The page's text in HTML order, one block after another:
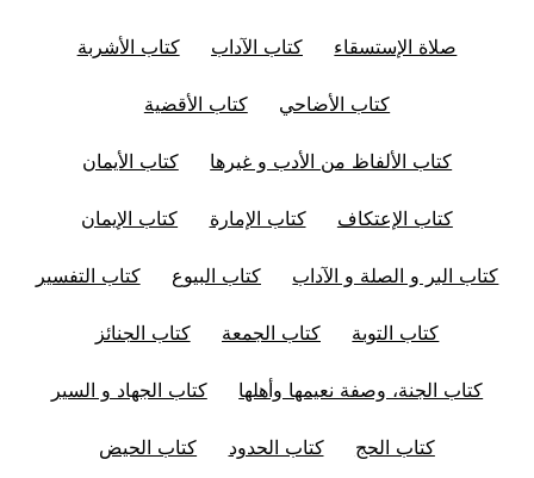
صلاة الإستسقاء كتاب الآداب كتاب الأشربة
كتاب الأضاحي كتاب الأقضية
كتاب الألفاظ من الأدب و غيرها كتاب الأيمان
كتاب الإعتكاف كتاب الإمارة كتاب الإيمان
كتاب البر و الصلة و الآداب كتاب البيوع كتاب التفسير
كتاب التوبة كتاب الجمعة كتاب الجنائز
كتاب الجنة، وصفة نعيمها وأهلها كتاب الجهاد و السير
كتاب الحج كتاب الحدود كتاب الحيض